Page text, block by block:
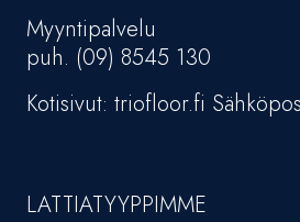
Myyntipalvelu
puh. (09) 8545 130
Kotisivut: triofloor.fi
LATTIATYYPPIMME